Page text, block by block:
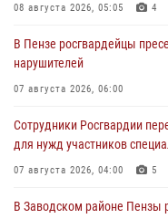
08 августа 2026, 05:05 4
В Пензе росгвардейцы
нарушителей
07 августа 2026, 06:00
Сотрудники Росгвардии
для нужд участников
07 августа 2026, 04:00 5
В Заводском районе Пензы